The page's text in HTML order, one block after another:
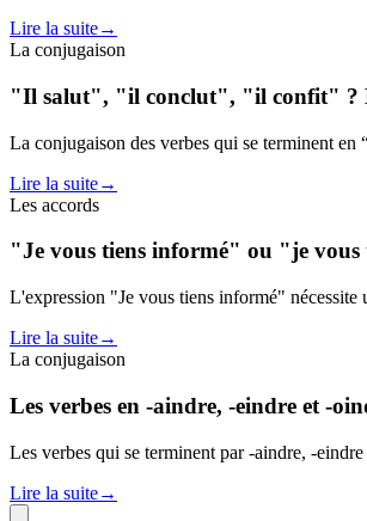
Lire la suite→
La conjugaison
"Il salut", "il conclut", "il confit" ?
La conjugaison des verbes qui se terminent
Lire la suite→
Les accords
"Je vous tiens informé" ou "je vous
L'expression "Je vous tiens informé"
Lire la suite→
La conjugaison
Les verbes en -aindre, -eindre et -
Les verbes qui se terminent par -aindre, -
Lire la suite→